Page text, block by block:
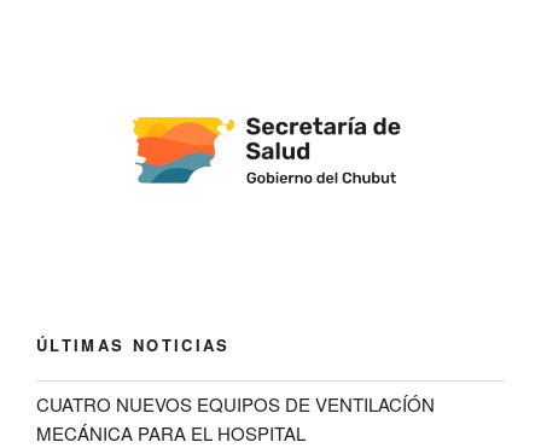
ÚLTIMAS NOTICIAS
CUATRO NUEVOS EQUIPOS DE VENTILACÍÓN
MECÁNICA PARA EL HOSPITAL